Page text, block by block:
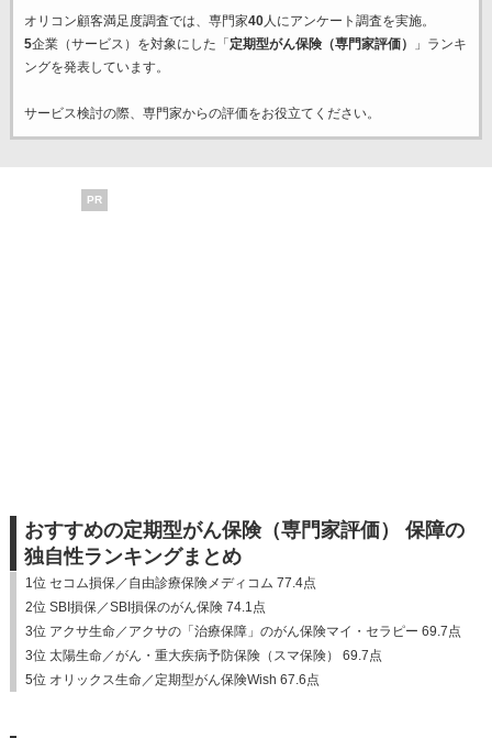
オリコン顧客満足度調査では、専門家40人にアンケート調査を実施。
5企業（サービス）を対象にした「 定期型がん保険（専門家評価）
」ランキ
ングを発表しています。
サービス検討の際、専門家からの評価をお役立てください。
PR
おすすめの定期型がん保険（専門家評価） 保障の
独自性ランキングまとめ
1位 セコム損保／自由診療保険メディコム 77.4点
2位 SBI損保／SBI損保のがん保険 74.1点
3位 アクサ生命／アクサの「治療保障」のがん保険マイ・セラピー 69.7点
3位 太陽生命／がん・重大疾病予防保険（スマ保険） 69.7点
5位 オリックス生命／定期型がん保険Wish 67.6点